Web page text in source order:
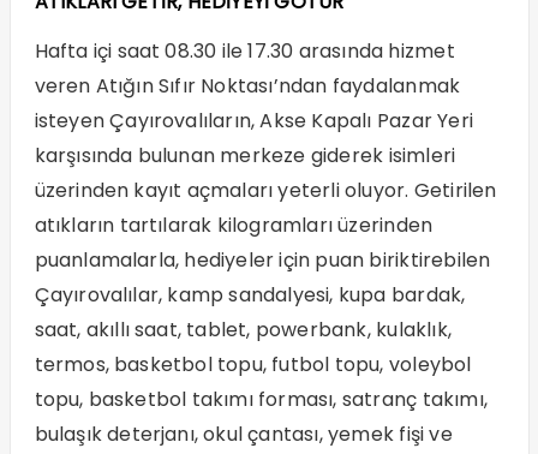
Hafta içi saat 08.30 ile 17.30 arasında hizmet
veren Atığın Sıfır Noktası’ndan faydalanmak
isteyen Çayırovalıların, Akse Kapalı Pazar Yeri
karşısında bulunan merkeze giderek isimleri
üzerinden kayıt açmaları yeterli oluyor. Getirilen
atıkların tartılarak kilogramları üzerinden
puanlamalarla, hediyeler için puan biriktirebilen
Çayırovalılar, kamp sandalyesi, kupa bardak,
saat, akıllı saat, tablet, powerbank, kulaklık,
termos, basketbol topu, futbol topu, voleybol
topu, basketbol takımı forması, satranç takımı,
bulaşık deterjanı, okul çantası, yemek fişi ve